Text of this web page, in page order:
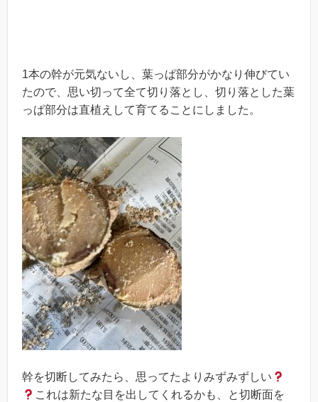
1本の幹が元気ないし、葉っぱ部分がかなり伸びてい
たので、思い切って全て切り落とし、切り落とした葉
っぱ部分は直植えして育てることにしました。
幹を切断してみたら、思ってたよりみずみずしい
これは新たな目を出してくれるかも、と切断面を